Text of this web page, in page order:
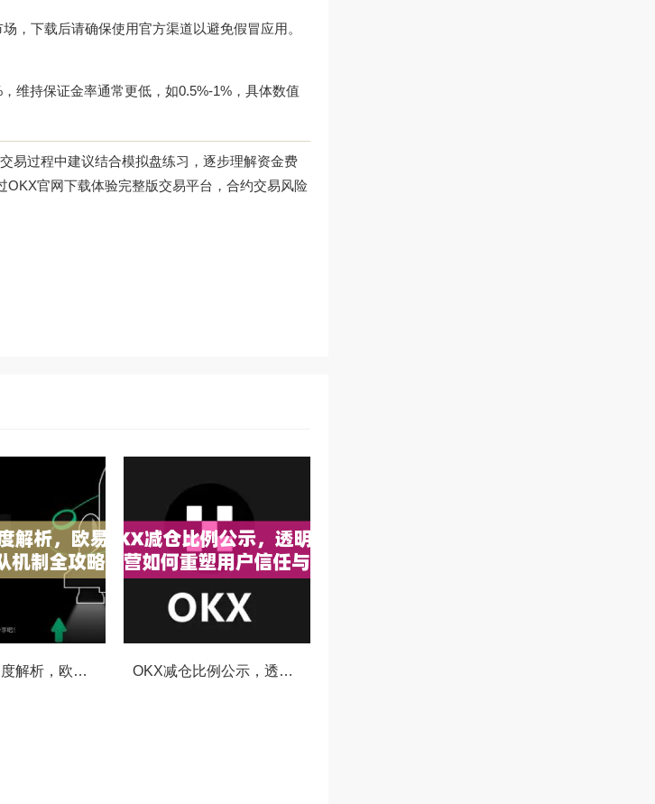
，下载后请确保使用官方渠道以避免假冒应用。
维持保证金率通常更低，如0.5%-1%，具体数值
易过程中建议结合模拟盘练习，逐步理解资金费
OKX官网下载体验完整版交易平台，合约交易风险
OKX资讯深度解析，欧易自动减仓排队机制全攻略 OKX减仓比例公示，透明化运营如何重塑用户信任与市场格局